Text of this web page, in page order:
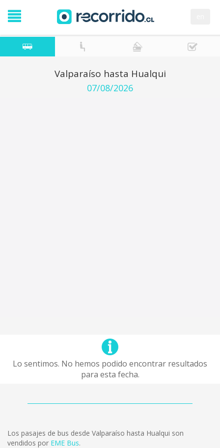
Valparaíso hasta Hualqui
07/08/2026
Lo sentimos. No hemos podido encontrar resultados
para esta fecha.
Los pasajes de bus desde Valparaíso hasta Hualqui son
vendidos por EME Bus.